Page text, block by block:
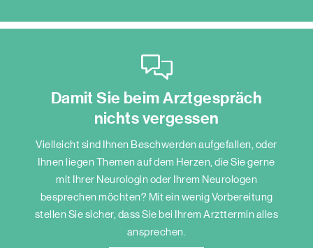
Damit Sie beim Arztgespräch
nichts vergessen
Vielleicht sind Ihnen Beschwerden aufgefallen, oder
Ihnen liegen Themen auf dem Herzen, die Sie gerne
mit Ihrer Neurologin oder Ihrem Neurologen
besprechen möchten? Mit ein wenig Vorbereitung
stellen Sie sicher, dass Sie bei Ihrem Arzttermin alles
ansprechen.